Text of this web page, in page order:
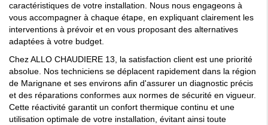
caractéristiques de votre installation. Nous nous engageons à
vous accompagner à chaque étape, en expliquant clairement les
interventions à prévoir et en vous proposant des alternatives
adaptées à votre budget.
Chez ALLO CHAUDIERE 13, la satisfaction client est une priorité
absolue. Nos techniciens se déplacent rapidement dans la région
de Marignane et ses environs afin d'assurer un diagnostic précis
et des réparations conformes aux normes de sécurité en vigueur.
Cette réactivité garantit un confort thermique continu et une
utilisation optimale de votre installation, évitant ainsi toute